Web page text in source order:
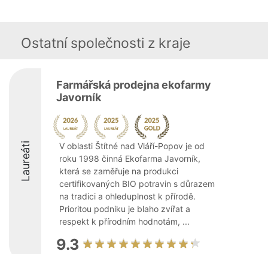
Ostatní společnosti z kraje
Laureáti
Farmářská prodejna ekofarmy
Javorník
V oblasti Štítné nad Vláří-Popov je od
roku 1998 činná Ekofarma Javorník,
která se zaměřuje na produkci
certifikovaných BIO potravin s důrazem
na tradici a ohleduplnost k přírodě.
Prioritou podniku je blaho zvířat a
respekt k přírodním hodnotám, ...
9.3